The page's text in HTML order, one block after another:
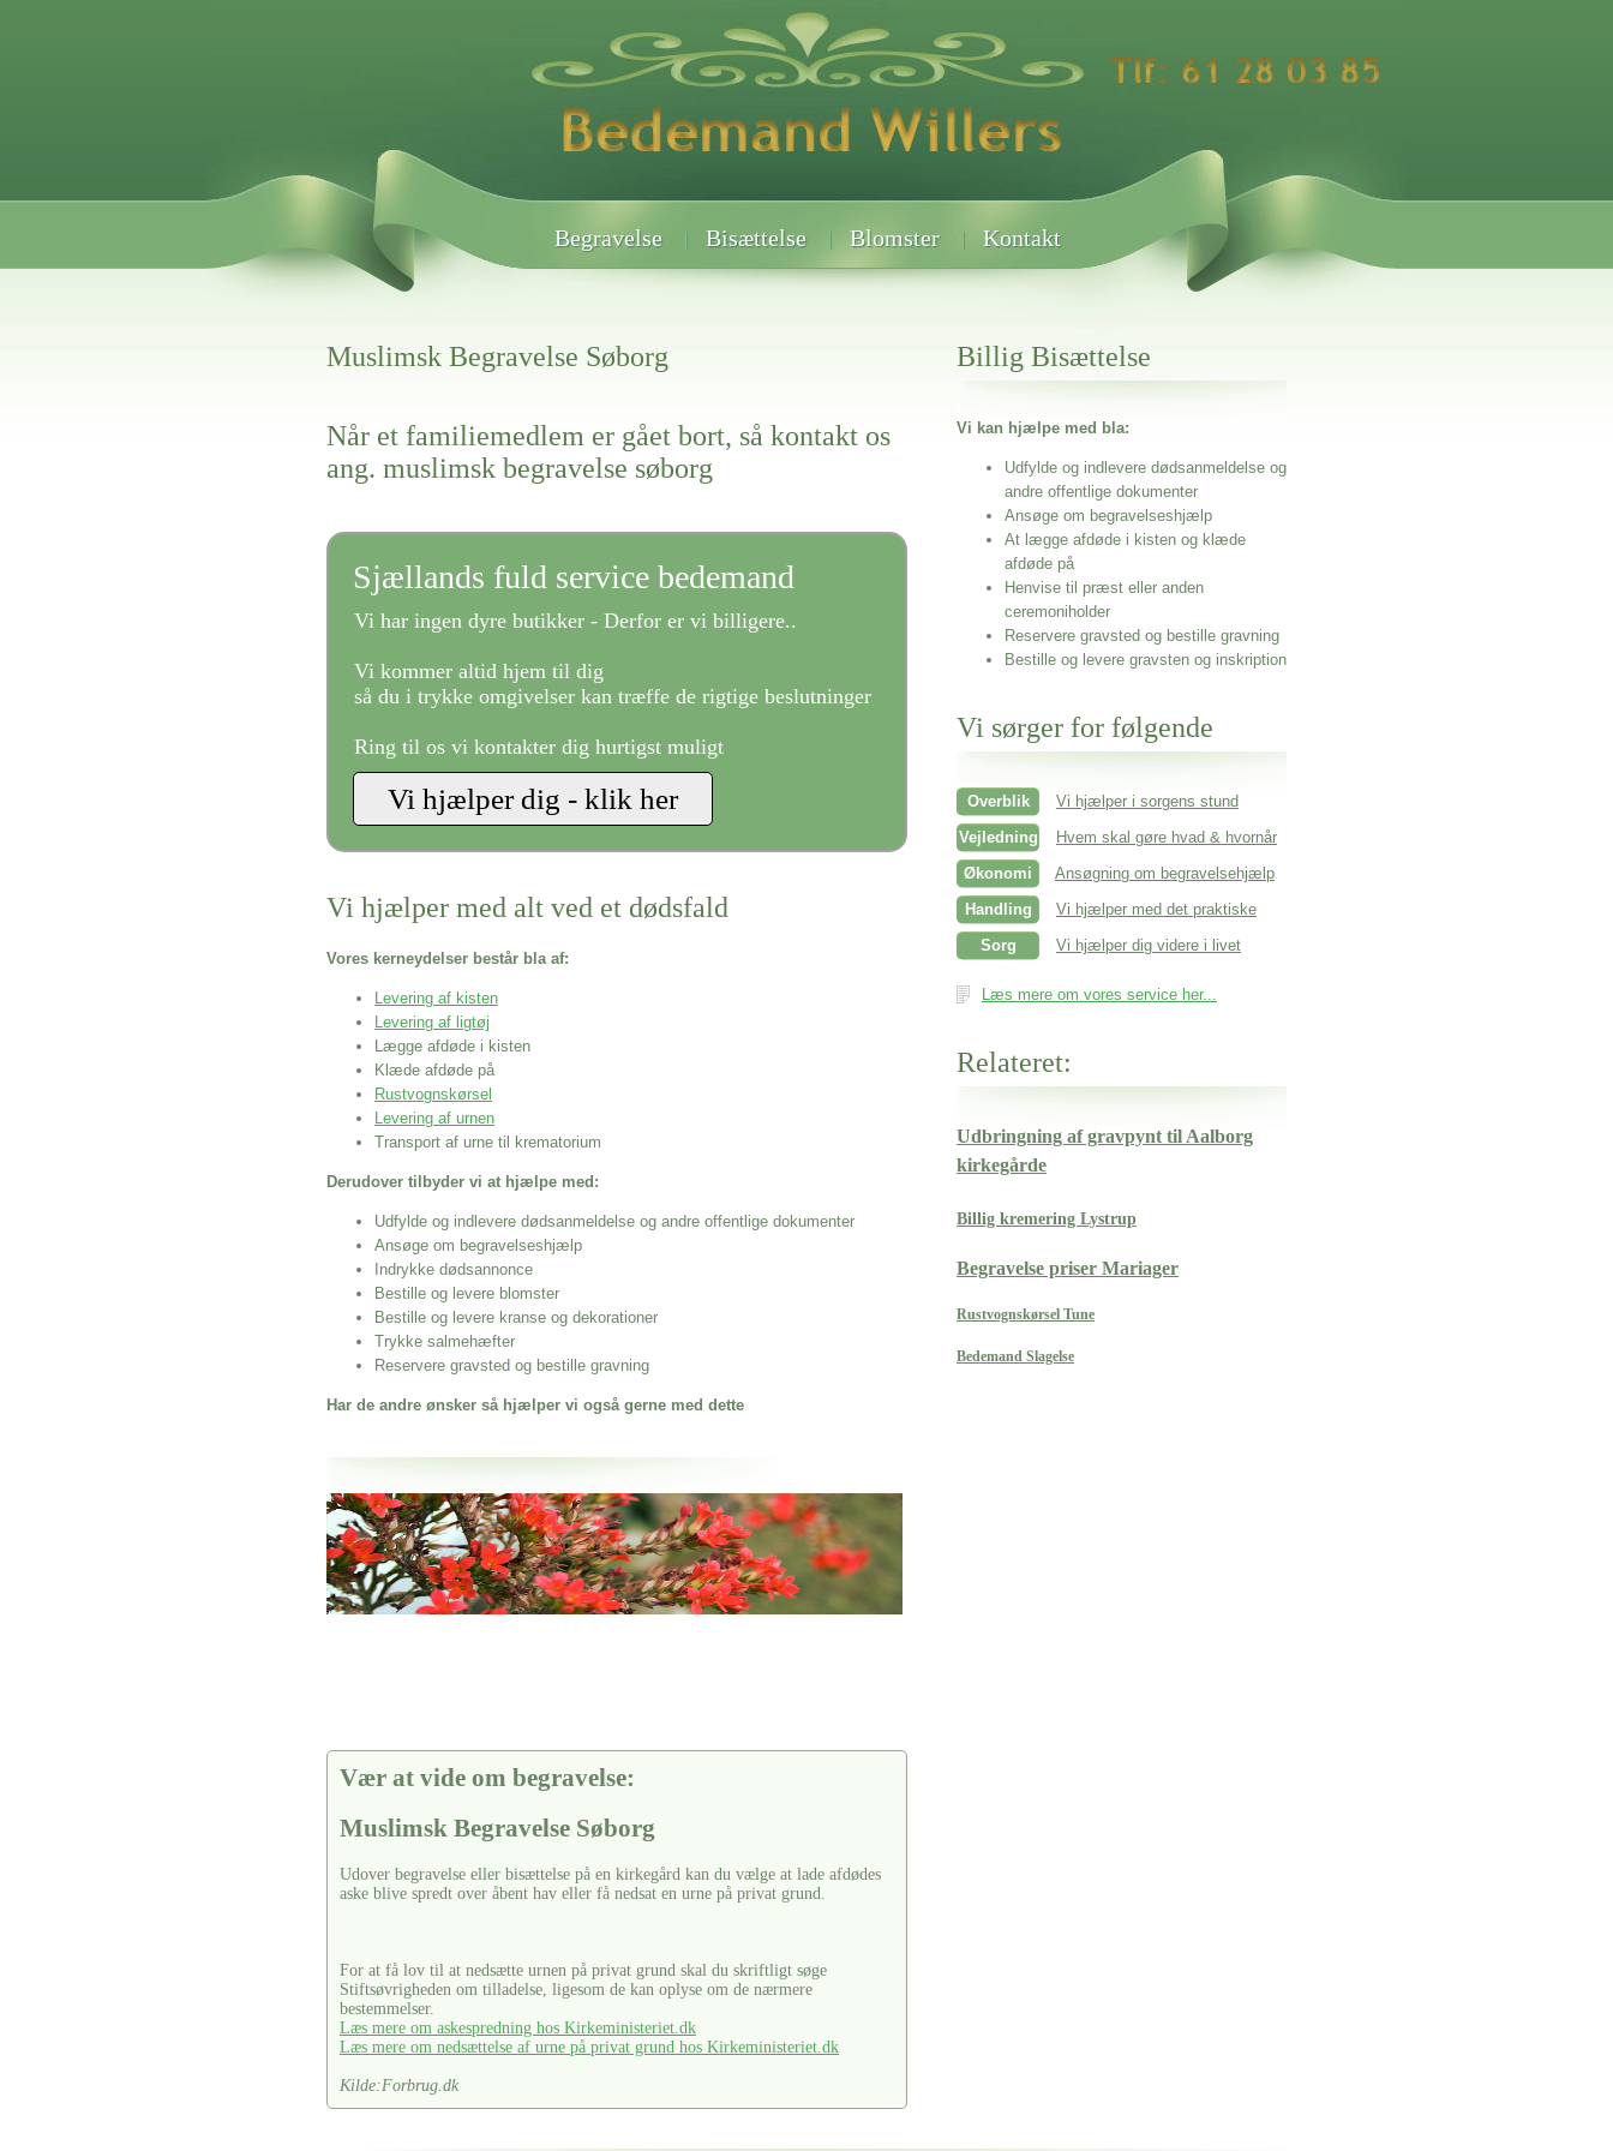
Begravelse Bisættelse Blomster Kontakt
Muslimsk Begravelse Søborg
Når et familiemedlem er gået bort, så kontakt os
ang. muslimsk begravelse søborg
Sjællands fuld service bedemand
Vi har ingen dyre butikker - Derfor er vi billigere..
Vi kommer altid hjem til dig
så du i trykke omgivelser kan træffe de rigtige beslutninger
Ring til os vi kontakter dig hurtigst muligt
Vi hjælper med alt ved et dødsfald
Vores kerneydelser består bla af:
Levering af kisten
Levering af ligtøj
Lægge afdøde i kisten
Klæde afdøde på
Rustvognskørsel
Levering af urnen
Transport af urne til krematorium
Derudover tilbyder vi at hjælpe med:
Udfylde og indlevere dødsanmeldelse og andre offentlige dokumenter
Ansøge om begravelseshjælp
Indrykke dødsannonce
Bestille og levere blomster
Bestille og levere kranse og dekorationer
Trykke salmehæfter
Reservere gravsted og bestille gravning
Har de andre ønsker så hjælper vi også gerne med dette
Her hos os får du altid en god afslutning når det gælder
Muslimsk Begravelse Søborg
vi hjælper i alle faser af begravelsel
Vær at vide om begravelse:
Muslimsk Begravelse Søborg
Udover begravelse eller bisættelse på en kirkegård kan du vælge at lade afdødes
aske blive spredt over åbent hav eller få nedsat en urne på privat grund.
For at få lov til at nedsætte urnen på privat grund skal du skriftligt søge
Stiftsøvrigheden om tilladelse, ligesom de kan oplyse om de nærmere
bestemmelser.
Læs mere om askespredning hos Kirkeministeriet.dk
Læs mere om nedsættelse af urne på privat grund hos Kirkeministeriet.dk
Kilde:Forbrug.dk
Billig Bisættelse
Vi kan hjælpe med bla:
Udfylde og indlevere dødsanmeldelse og
andre offentlige dokumenter
Ansøge om begravelseshjælp
At lægge afdøde i kisten og klæde
afdøde på
Henvise til præst eller anden
ceremoniholder
Reservere gravsted og bestille gravning
Bestille og levere gravsten og inskription
Vi sørger for følgende
Overblik
Vi hjælper i sorgens stund
Vejledning
Hvem skal gøre hvad & hvornår
Økonomi
Ansøgning om begravelsehjælp
Handling
Vi hjælper med det praktiske
Sorg
Vi hjælper dig videre i livet
Læs mere om vores service her...
Relateret:
Udbringning af gravpynt til Aalborg
kirkegårde
Billig kremering Lystrup
Begravelse priser Mariager
Rustvognskørsel Tune
Bedemand Slagelse